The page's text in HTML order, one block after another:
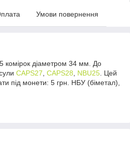
Умови повернення
комірок діаметром 34 мм. До
CAPS27 CAPS28 NBU25 . Цей
під монети: 5 грн. НБУ (біметал),